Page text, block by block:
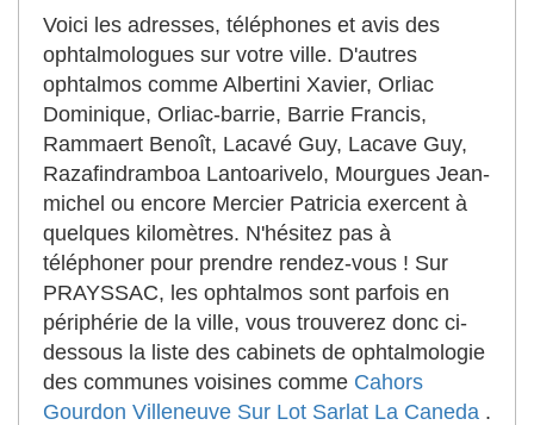
Voici les adresses, téléphones et avis des
ophtalmologues sur votre ville. D'autres
ophtalmos comme Albertini Xavier, Orliac
Dominique, Orliac-barrie, Barrie Francis,
Rammaert Benoît, Lacavé Guy, Lacave Guy,
Razafindramboa Lantoarivelo, Mourgues Jean-
michel ou encore Mercier Patricia exercent à
quelques kilomètres. N'hésitez pas à
téléphoner pour prendre rendez-vous ! Sur
PRAYSSAC, les ophtalmos sont parfois en
périphérie de la ville, vous trouverez donc ci-
dessous la liste des cabinets de ophtalmologie
des communes voisines comme Cahors
Gourdon Villeneuve Sur Lot Sarlat La Caneda .